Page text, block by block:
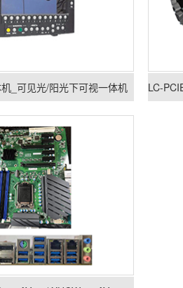
_可见光/阳光下可视一体机